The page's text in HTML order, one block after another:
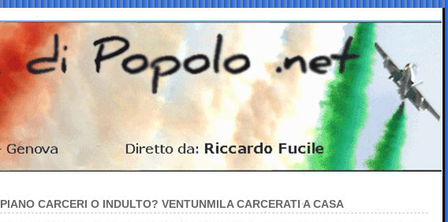
PIANO CARCERI O INDULTO? VENTUNMILA CARCERATI A CASA